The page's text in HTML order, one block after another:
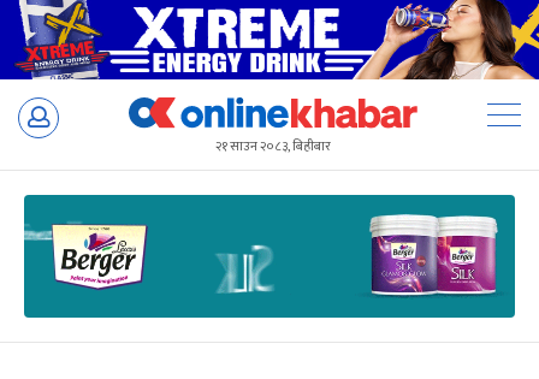
Skip
२१ साउन २०८३, बिहीबार